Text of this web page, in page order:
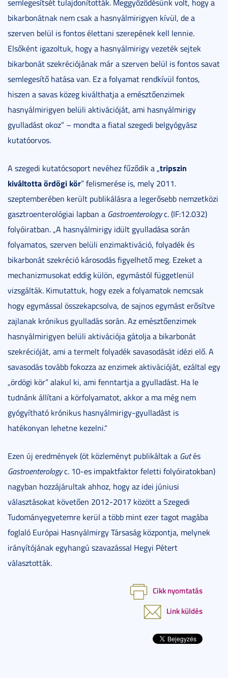
semlegesítsét tulajdonították. Meggyőződésünk volt, hogy a
bikarbonátnak nem csak a hasnyálmirigyen kívül, de a
szerven belül is fontos élettani szerepének kell lennie.
Elsőként igazoltuk, hogy a hasnyálmirigy vezeték sejtek
bikarbonát szekréciójának már a szerven belül is fontos savat
semlegesítő hatása van. Ez a folyamat rendkívül fontos,
hiszen a savas közeg kiválthatja a emésztőenzimek
hasnyálmirigyen belüli aktivációját, ami hasnyálmirigy
gyulladást okoz” – mondta a fiatal szegedi belgyógyász
kutatóorvos.
A szegedi kutatócsoport nevéhez fűződik a „tripszin
kiváltotta ördögi kör” felismerése is, mely 2011.
szeptemberében került publikálásra a legerősebb nemzetközi
gasztroenterológiai lapban a Gastroenterologyc. (IF:12.032)
folyóiratban. „A hasnyálmirigy idült gyulladása során
folyamatos, szerven belüli enzimaktiváció, folyadék és
bikarbonát szekréció károsodás figyelhető meg. Ezeket a
mechanizmusokat eddig külön, egymástól függetlenül
vizsgálták. Kimutattuk, hogy ezek a folyamatok nemcsak
hogy egymással összekapcsolva, de sajnos egymást erősítve
zajlanak krónikus gyulladás során. Az emésztőenzimek
hasnyálmirigyen belüli aktivációja gátolja a bikarbonát
szekrécióját, ami a termelt folyadék savasodását idézi elő. A
savasodás tovább fokozza az enzimek aktivációját, ezáltal egy
„ördögi kör” alakul ki, ami fenntartja a gyulladást. Ha le
tudnánk állítani a körfolyamatot, akkor a ma még nem
gyógyítható krónikus hasnyálmirigy-gyulladást is
hatékonyan lehetne kezelni."
Ezen új eredmények (öt közleményt publikáltak a Gutés
Gastroenterologyc. 10-es impaktfaktor feletti folyóiratokban)
nagyban hozzájárultak ahhoz, hogy az idei júniusi
választásokat követően 2012-2017 között a Szegedi
Tudományegyetemre kerül a több mint ezer tagot magába
foglaló Európai Hasnyálmirgy Társaság központja, melynek
irányítójának egyhangú szavazással Hegyi Pétert
választották.
Cikk nyomtatás
Link küldés